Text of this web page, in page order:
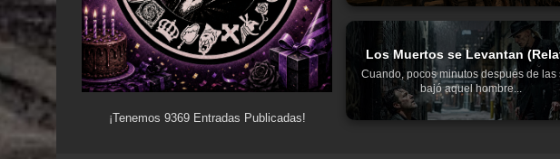
¡Tenemos 9369Entradas Publicadas!
Los Muertos se Levantan
Cuando, pocos minutos después de las
bajó aquel hombre...